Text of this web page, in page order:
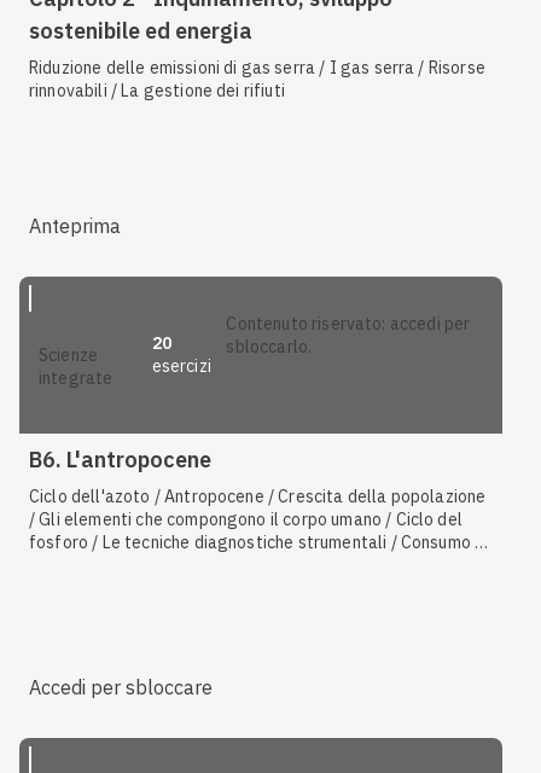
sostenibile ed energia
Riduzione delle emissioni di gas serra / I gas serra / Risorse
rinnovabili / La gestione dei rifiuti
Anteprima
scienze
integrate
20
esercizi
contenuto riservato: accedi per
sbloccarlo.
B6. L'antropocene
Ciclo dell'azoto / Antropocene / Crescita della popolazione
/ Gli elementi che compongono il corpo umano / Ciclo del
fosforo / Le tecniche diagnostiche strumentali / Consumo di
Accedi per sbloccare